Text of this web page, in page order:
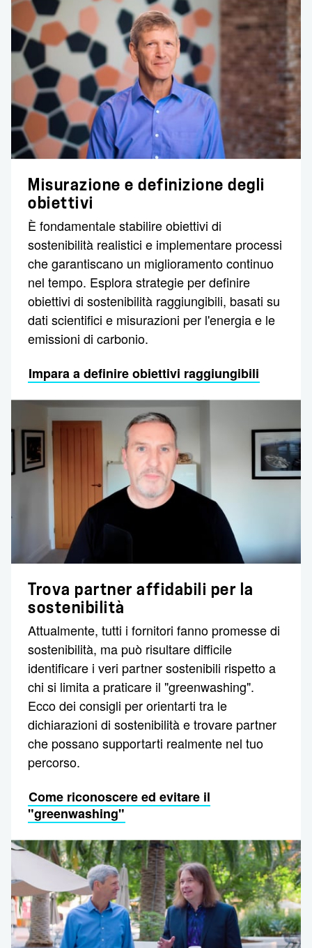
Misurazione e definizione degli
obiettivi
È fondamentale stabilire obiettivi di
sostenibilità realistici e implementare processi
che garantiscano un miglioramento continuo
nel tempo. Esplora strategie per definire
obiettivi di sostenibilità raggiungibili, basati su
dati scientifici e misurazioni per l'energia e le
emissioni di carbonio.
Impara a definire obiettivi raggiungibili
Trova partner affidabili per la
sostenibilità
Attualmente, tutti i fornitori fanno promesse di
sostenibilità, ma può risultare difficile
identificare i veri partner sostenibili rispetto a
chi si limita a praticare il "greenwashing".
Ecco dei consigli per orientarti tra le
dichiarazioni di sostenibilità e trovare partner
che possano supportarti realmente nel tuo
percorso.
Come riconoscere ed evitare il
"greenwashing"